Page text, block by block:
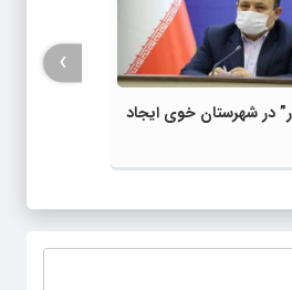
در شهرستان خوی ایجاد
›